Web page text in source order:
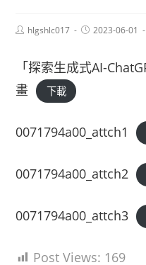
Posthlgshlc017
Post2023-06-01
「探索生成式AI-
畫
下載
0071794a00_attch1
0071794a00_attch2
0071794a00_attch3
Post Views: 169